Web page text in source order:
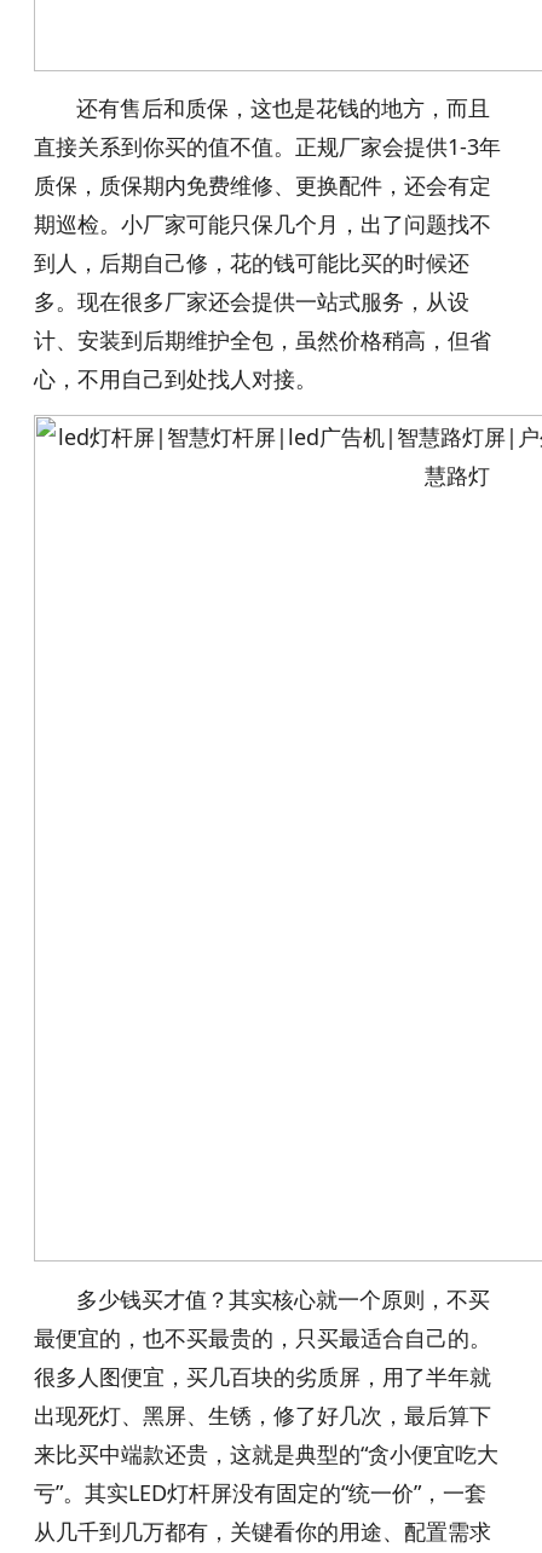
还有售后和质保，这也是花钱的地方，而且
直接关系到你买的值不值。正规厂家会提供1-3年
质保，质保期内免费维修、更换配件，还会有定
期巡检。小厂家可能只保几个月，出了问题找不
到人，后期自己修，花的钱可能比买的时候还
多。现在很多厂家还会提供一站式服务，从设
计、安装到后期维护全包，虽然价格稍高，但省
心，不用自己到处找人对接。
多少钱买才值？其实核心就一个原则，不买
最便宜的，也不买最贵的，只买最适合自己的。
很多人图便宜，买几百块的劣质屏，用了半年就
出现死灯、黑屏、生锈，修了好几次，最后算下
来比买中端款还贵，这就是典型的“贪小便宜吃大
亏”。其实LED灯杆屏没有固定的“统一价”，一套
从几千到几万都有，关键看你的用途、配置需求